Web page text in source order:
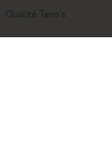
Qualité Tann's